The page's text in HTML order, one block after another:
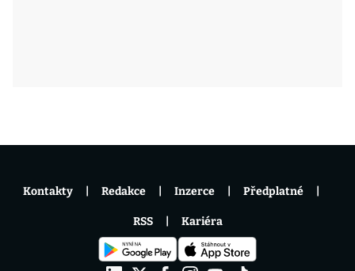
Kontakty Redakce Inzerce Předplatné
RSS Kariéra